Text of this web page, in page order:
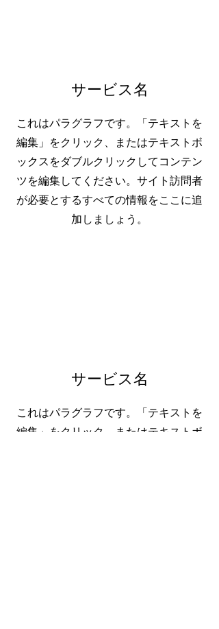
サービス名
これはパラグラフです。「テキストを
編集」をクリック、またはテキストボ
ックスをダブルクリックしてコンテン
ツを編集してください。サイト訪問者
が必要とするすべての情報をここに追
加しましょう。
サービス名
これはパラグラフです。「テキストを
編集」をクリック、またはテキストボ